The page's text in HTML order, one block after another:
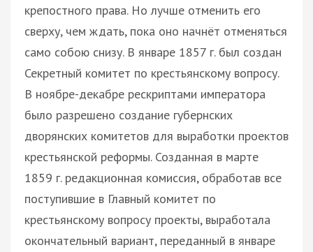
крепостного права. Но лучше отменить его
сверху, чем ждать, пока оно начнёт отменяться
само собою снизу. В январе 1857 г. был создан
Секретный комитет по крестьянскому вопросу.
В ноябре-декабре рескриптами императора
было разрешено создание губернских
дворянских комитетов для выработки проектов
крестьянской реформы. Созданная в марте
1859 г. редакционная комиссия, обработав все
поступившие в Главный комитет по
крестьянскому вопросу проекты, выработала
окончательный вариант, переданный в январе